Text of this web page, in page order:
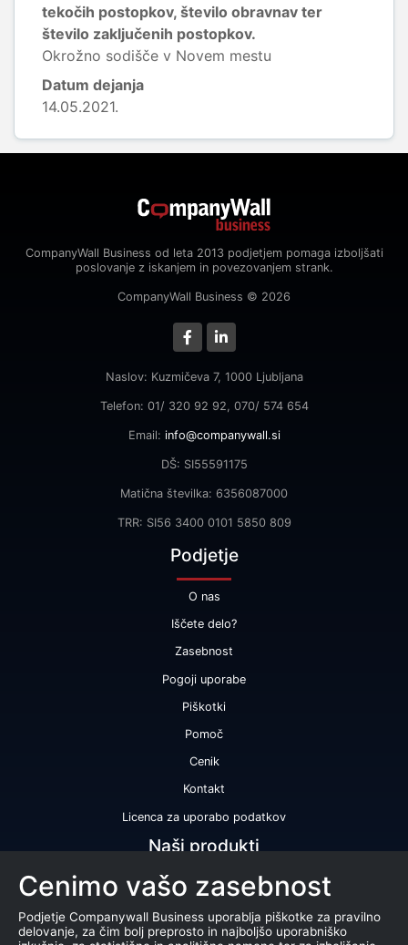
tekočih postopkov, število obravnav ter
število zaključenih postopkov.
Okrožno sodišče v Novem mestu
Datum dejanja
14.05.2021.
CompanyWall Business od leta 2013 podjetjem pomaga izboljšati
poslovanje z iskanjem in povezovanjem strank.
CompanyWall Business © 2026
Naslov: Kuzmičeva 7, 1000 Ljubljana
Telefon: 01/ 320 92 92, 070/ 574 654
Email: info@companywall.si
DŠ: SI55591175
Matična številka: 6356087000
TRR: SI56 3400 0101 5850 809
Podjetje
O nas
Iščete delo?
Zasebnost
Pogoji uporabe
Piškotki
Pomoč
Cenik
Kontakt
Licenca za uporabo podatkov
Naši produkti
Bonitetna ocena
Bonitetno poročilo
Certifikat bonitetne odličnosti
Cenimo vašo zasebnost
Podjetje Companywall Business uporablja piškotke za pravilno
delovanje, za čim bolj preprosto in najboljšo uporabniško